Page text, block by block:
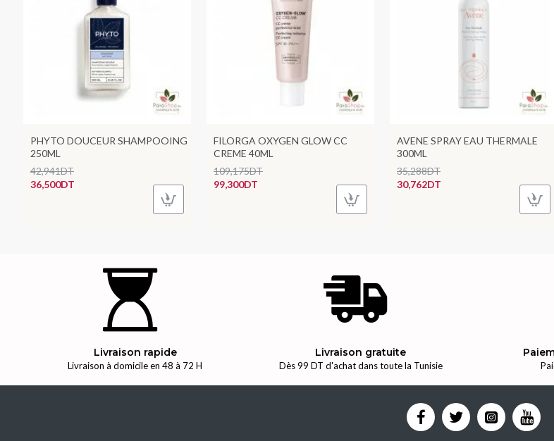
PHYTO DOUCEUR SHAMPOOING
250ML
36,500DT
42,941DT
FILORGA OXYGEN GLOW CC
CREME 40ML
99,300DT
109,175DT
AVENE SPRAY EAU THERMALE
300ML
30,762DT
35,288DT
Livraison rapide
Livraison à domicile en 48 à 72 H
Livraison gratuite
Dès 99 DT d'achat dans toute la Tunisie